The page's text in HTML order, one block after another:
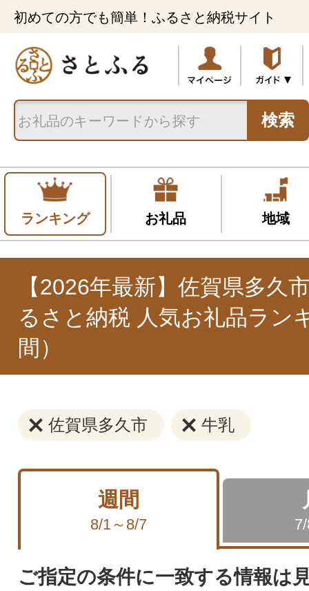
初めての方でも簡単！ふるさと納税サイト
検索
ランキング お礼品 地域
【2026年最新】佐賀県多久
るさと納税 人気お礼品ラン
間）
佐賀県多久市 牛乳
週間
8/1～8/7
ご指定の条件に一致する情報は